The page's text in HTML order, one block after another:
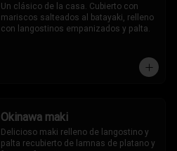
Un clásico de la casa. Cubierto con
mariscos salteados al batayaki, relleno
con langostinos empanizados y palta.
Okinawa maki
Delicioso maki relleno de langostino y
palta recubierto de lamnas de platano y